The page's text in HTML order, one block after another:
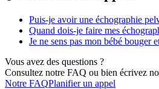
Puis-je avoir une échographie
Quand dois-je faire mes
Je ne sens pas mon bébé
Vous avez des questions ?
Consultez notre FAQ ou bien écrivez
Notre FAQPlanifier un appel